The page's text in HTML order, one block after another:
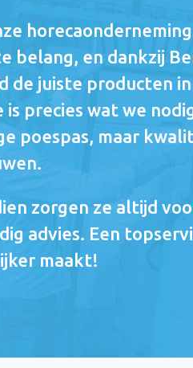
belang, en dankzij
de juiste producten
is precies wat we
poespas, maar
zorgen ze altijd
advies. Een
maakt!